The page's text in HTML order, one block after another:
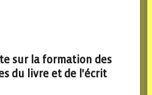
sur la formation des
du livre et de l'écrit